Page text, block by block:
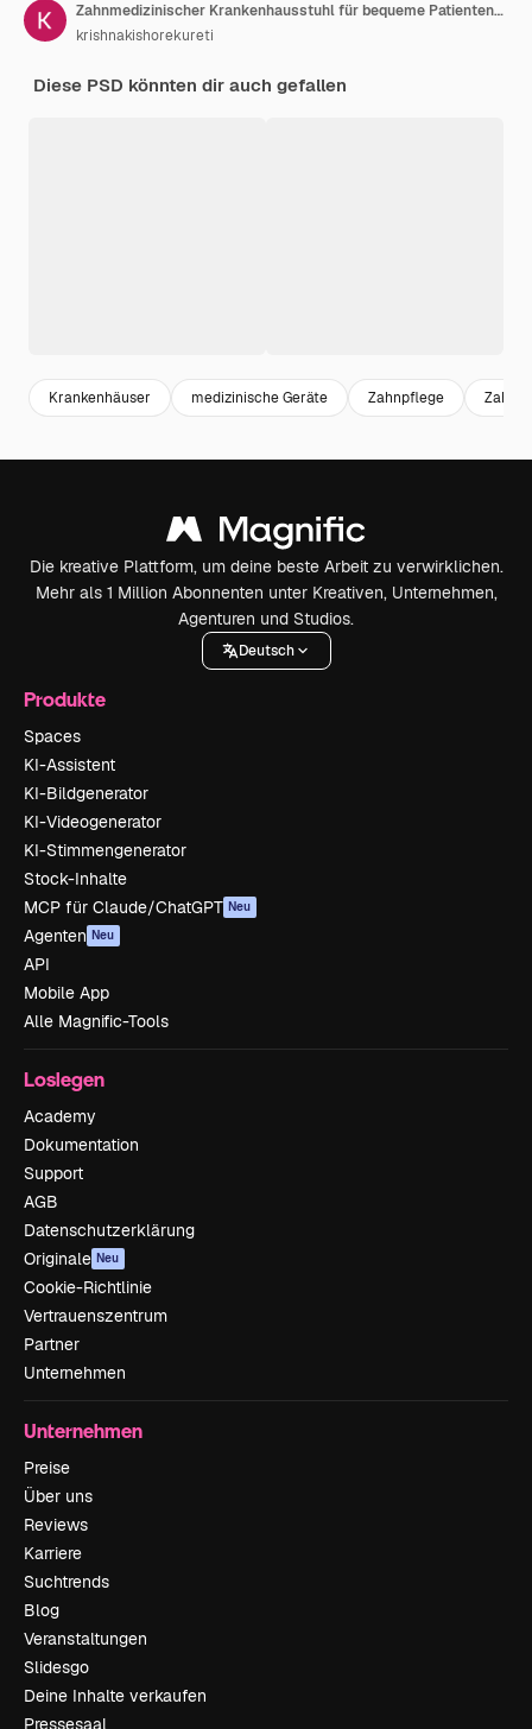
Zahnmedizinischer Krankenhausstuhl für bequeme Patientenversorgung Hochwertige zahnmedizinische Ausrüstung
krishnakishorekureti
Diese PSD könnten dir auch gefallen
Krankenhäuser medizinische Geräte Zahnpflege
Die kreative Plattform, um deine beste Arbeit zu verwirklichen.
Mehr als 1 Million Abonnenten unter Kreativen, Unternehmen,
Agenturen und Studios.
Deutsch
Produkte
Spaces
KI-Assistent
KI-Bildgenerator
KI-Videogenerator
KI-Stimmengenerator
Stock-Inhalte
MCP für Claude/ChatGPT Neu
Agenten Neu
API
Mobile App
Alle Magnific-Tools
Loslegen
Academy
Dokumentation
Support
AGB
Datenschutzerklärung
Originale Neu
Cookie-Richtlinie
Vertrauenszentrum
Partner
Unternehmen
Unternehmen
Preise
Über uns
Reviews
Karriere
Suchtrends
Blog
Veranstaltungen
Slidesgo
Deine Inhalte verkaufen
Pressesaal